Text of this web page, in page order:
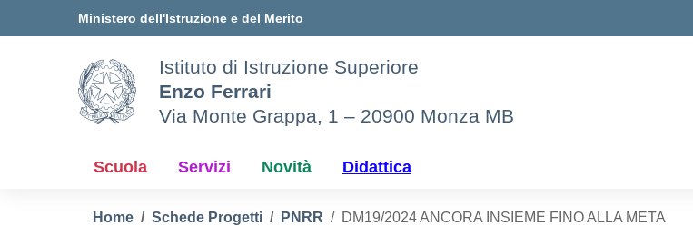
Ministero dell'Istruzione e del Merito
Istituto di Istruzione Superiore
Enzo Ferrari
Via Monte Grappa, 1 – 20900 Monza MB
Scuola Servizi Novità Didattica
Home Schede Progetti PNRR DM19/2024 ANCORA INSIEME FINO ALLA META